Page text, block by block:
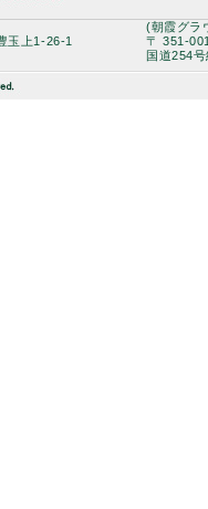
玉上1-26-1
(朝霞グラ
〒 351-
国道254